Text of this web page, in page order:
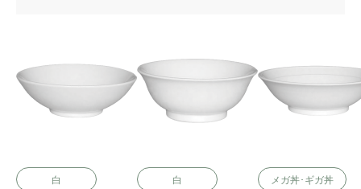
白 白 メガ丼･ギガ丼